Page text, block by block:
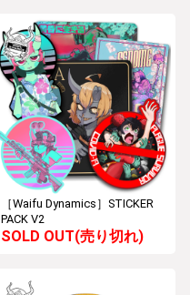
［Waifu Dynamics］STICKER
PACK V2
SOLD OUT(売り切れ)